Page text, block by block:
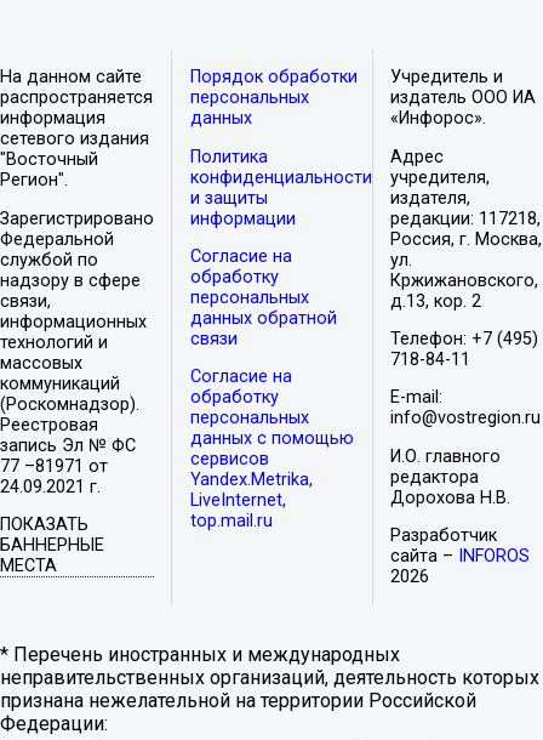
На данном сайте
распространяется
информация
сетевого издания
"Восточный
Регион".
Зарегистрировано
Федеральной
службой по
надзору в сфере
связи,
информационных
технологий и
массовых
коммуникаций
(Роскомнадзор).
Реестровая
запись Эл № ФС
77 –81971 от
24.09.2021 г.
ПОКАЗАТЬ
БАННЕРНЫЕ
МЕСТА
Порядок обработки
персональных
данных
Политика
конфиденциальности
и защиты
информации
Согласие на
обработку
персональных
данных обратной
связи
Согласие на
обработку
персональных
данных с помощью
сервисов
Yandex.Metrika,
LiveInternet,
top.mail.ru
Учредитель и
издатель ООО ИА
«Инфорос».
Адрес
учредителя,
издателя,
редакции: 117218,
Россия, г. Москва,
ул.
Кржижановского,
д.13, кор. 2
Телефон: +7 (495)
718-84-11
E-mail:
info@vostregion.ru
И.О. главного
редактора
Дорохова Н.В.
Разработчик
сайта –
INFOROS
2026
* Перечень иностранных и международных
неправительственных организаций, деятельность которых
признана нежелательной на территории Российской
Федерации: